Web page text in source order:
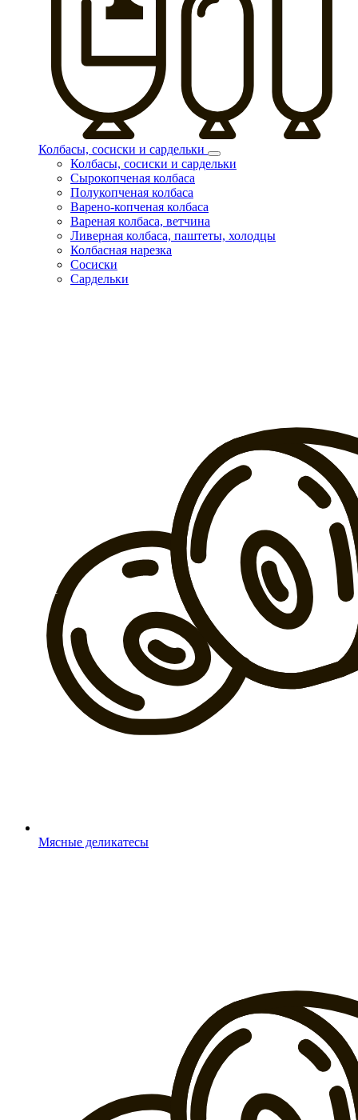
Колбасы, сосиски и сардельки
Колбасы, сосиски и сардельки
Сырокопченая колбаса
Полукопченая колбаса
Варено-копченая колбаса
Вареная колбаса, ветчина
Ливерная колбаса, паштеты, холодцы
Колбасная нарезка
Сосиски
Сардельки
Мясные деликатесы